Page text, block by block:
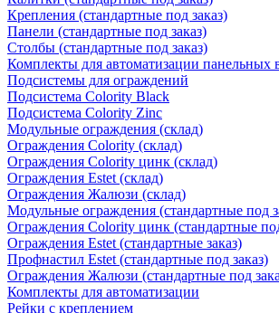
Крепления (стандартные под заказ)
Панели (стандартные под заказ)
Столбы (стандартные под заказ)
Комплекты для автоматизации панельных
Подсистемы для ограждений
Подсистема Colority Black
Подсистема Colority Zinc
Модульные ограждения (склад)
Ограждения Colority (склад)
Ограждения Colority цинк (склад)
Ограждения Estet (склад)
Ограждения Жалюзи (склад)
Модульные ограждения (стандартные под
Ограждения Colority цинк (стандартные
Ограждения Estet (стандартные заказ)
Профнастил Estet (стандартные под заказ)
Ограждения Жалюзи (стандартные под
Комплекты для автоматизации
Рейки с креплением